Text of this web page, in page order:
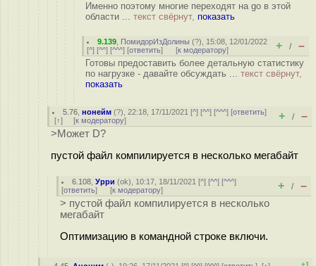
Именно поэтому многие переходят на go в этой
области ... текст свёрнут, показать
9.139 ПомидорИзДолины (?), 15:08, 12/01/2022
[^] [^^] [^^^] [ответить] [к модератору] + / –
Готовы предоставить более детальную статистику
по нагрузке - давайте обсуждать ... текст свёрнут,
показать
5.76 ,нонейм (?), 22:18, 17/11/2021 [^] [^^] [^^^] [ответить]
[↑] [к модератору] + / –
>Может D?
пустой файл компилируется в несколько мегабайт
6.108 ,Урри (ok), 10:17, 18/11/2021 [^] [^^] [^^^]
[ответить] [к модератору] + / –
> пустой файл компилируется в несколько
мегабайт
Оптимизацию в командной строке включи.
+1